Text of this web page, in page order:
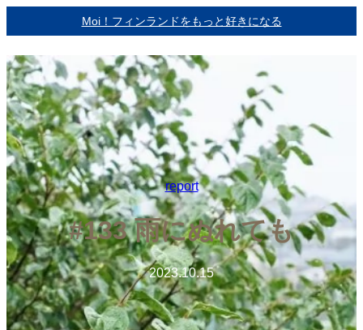
容
を
ス
キ
ッ
プ
Moi！フィンランドをもっと好きになる
report
#133 雨にぬれても
2023.10.15